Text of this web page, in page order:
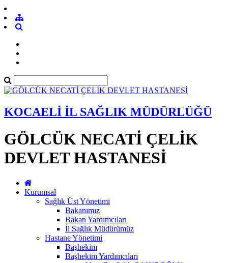
KOCAELİ İL SAĞLIK MÜDÜRLÜĞÜ
GÖLCÜK NECATİ ÇELİK
DEVLET HASTANESİ
Kurumsal
Sağlık Üst Yönetimi
Bakanımız
Bakan Yardımcıları
İl Sağlık Müdürümüz
Hastane Yönetimi
Başhekim
Başhekim Yardımcıları